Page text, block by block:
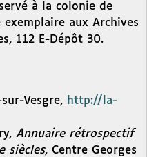
à la colonie de
aux Archives
112 E-Dépôt 30.
Vesgre, http://la-
Annuaire rétrospectif
siècles, Centre Georges